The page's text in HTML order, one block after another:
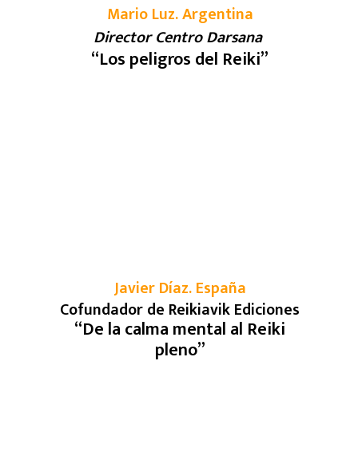
Mario Luz. Argentina
Director Centro Darsana
“Los peligros del Reiki”
Javier Díaz. España
Cofundador de Reikiavik Ediciones
“De la calma mental al Reiki
pleno”